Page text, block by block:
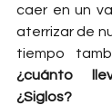
caer en un
aterrizar de
¿cuánto
¿Siglos?